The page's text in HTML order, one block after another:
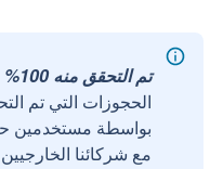
تم التحقق منه 100%
الحجوزات التي تم
مع شركائنا